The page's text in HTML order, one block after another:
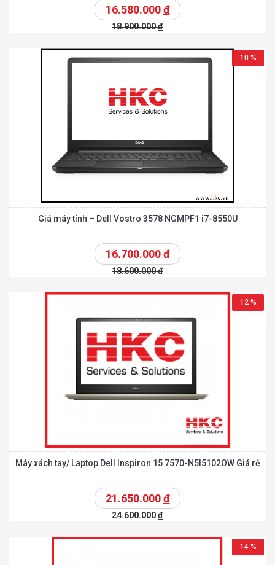
16.580.000đ
18.900.000đ
10 %
Giá máy tính – Dell Vostro 3578 NGMPF1 i7-8550U
16.700.000đ
18.600.000đ
12 %
Máy xách tay/ Laptop Dell Inspiron 15 7570-N5I5102OW Giá rẻ
21.650.000đ
24.600.000đ
14 %